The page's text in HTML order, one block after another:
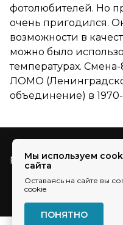
фотолюбителей. Но
очень пригодился.
возможности в
можно было
температурах.
ЛОМО
объединение) в 1970-
pr@ec-line.ru
Мы используем
сайта
Оставаясь на сайте вы
cookie
ПОНЯТНО